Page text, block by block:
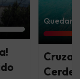
Quedan
Cruza